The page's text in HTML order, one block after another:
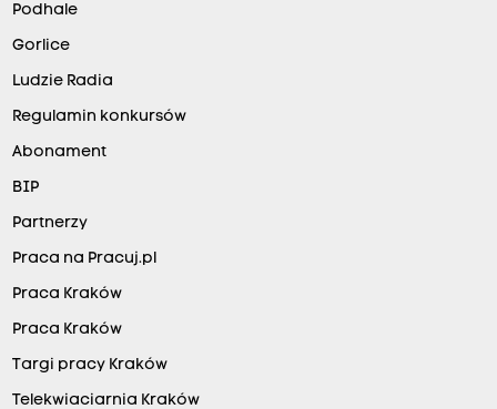
Podhale
Gorlice
Ludzie Radia
Regulamin konkursów
Abonament
BIP
Partnerzy
Praca na Pracuj.pl
Praca Kraków
Praca Kraków
Targi pracy Kraków
Telekwiaciarnia Kraków